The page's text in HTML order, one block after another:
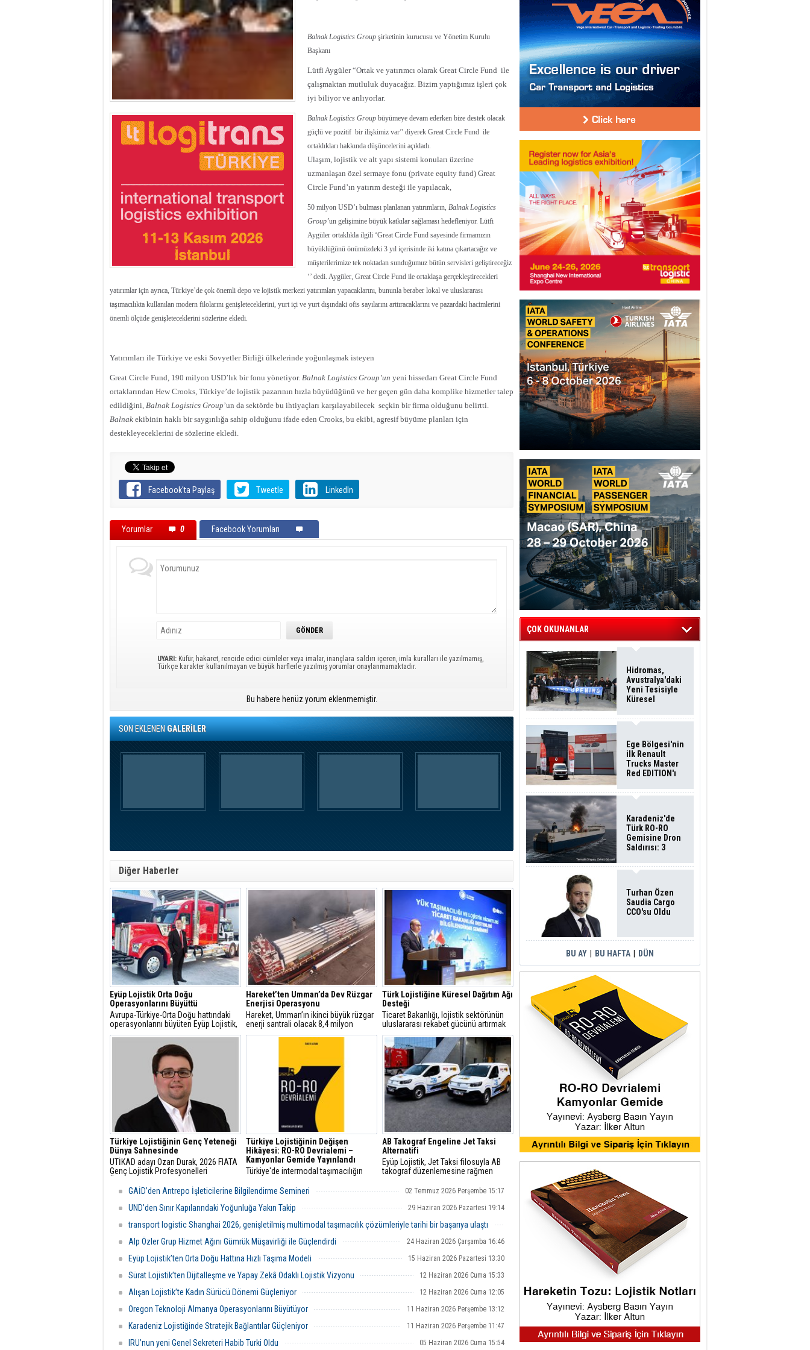
Balnak Logistics Group şirketinin kurucusu ve Yönetim Kurulu
Başkanı
Lütfi Aygüler “Ortak ve yatırımcı olarak Great Circle Fund ile
çalışmaktan mutluluk duyacağız. Bizim yaptığımız işleri çok
iyi biliyor ve anlıyorlar.
Balnak Logistics Group büyümeye devam ederken bize destek olacak
güçlü ve pozitif bir ilişkimiz var’’ diyerek Great Circle Fund ile
ortaklıkları hakkında düşüncelerini açıkladı.
Ulaşım, lojistik ve alt yapı sistemi konuları üzerine
uzmanlaşan özel sermaye fonu (private equity fund) Great
Circle Fund’ın yatırım desteği ile yapılacak,
50 milyon USD’ı bulması planlanan yatırımların, Balnak Logistics
Group’un gelişimine büyük katkılar sağlaması hedefleniyor. Lütfi
Aygüler ortaklıkla ilgili ‘Great Circle Fund sayesinde firmamızın
büyüklüğünü önümüzdeki 3 yıl içerisinde iki katına çıkartacağız ve
müşterilerimize tek noktadan sunduğumuz bütün servisleri geliştireceğiz
‘’ dedi. Aygüler, Great Circle Fund ile ortaklaşa gerçekleştirecekleri
yatırımlar için ayrıca, Türkiye’de çok önemli depo ve lojistik merkezi yatırımları yapacaklarını, bununla beraber lokal ve uluslararası
taşımacılıkta kullanılan modern filolarını genişleteceklerini, yurt içi ve yurt dışındaki ofis sayılarını arttıracaklarını ve pazardaki hacimlerini
önemli ölçüde genişleteceklerini sözlerine ekledi.
Yatırımları ile Türkiye ve eski Sovyetler Birliği ülkelerinde yoğunlaşmak isteyen
Great Circle Fund, 190 milyon USD’lık bir fonu yönetiyor. Balnak Logistics Group’un yeni hissedarı Great Circle Fund
ortaklarından Hew Crooks, Türkiye’de lojistik pazarının hızla büyüdüğünü ve her geçen gün daha komplike hizmetler talep
edildiğini, Balnak Logistics Group’un da sektörde bu ihtiyaçları karşılayabilecek seçkin bir firma olduğunu belirtti.
Balnak ekibinin haklı bir saygınlığa sahip olduğunu ifade eden Crooks, bu ekibi, agresif büyüme planları için
destekleyeceklerini de sözlerine ekledi.
Facebook'ta Paylaş Tweetle LinkedIn
Yorumlar 0 Facebook Yorumları
UYARI: Küfür, hakaret, rencide edici cümleler veya imalar, inançlara saldırı içeren, imla kuralları ile yazılmamış,
Türkçe karakter kullanılmayan ve büyük harflerle yazılmış yorumlar onaylanmamaktadır.
Bu habere henüz yorum eklenmemiştir.
SON EKLENENGALERİLER
Diğer Haberler
Eyüp Lojistik Orta Doğu
Operasyonlarını Büyüttü
Avrupa-Türkiye-Orta Doğu hattındaki
operasyonlarını büyüten Eyüp Lojistik,
Orta Doğu’ya gerçekleştirdiği aylık
sefer sayısını 500’e çıkardı.
Hareket’ten Umman’da Dev Rüzgar
Enerjisi Operasyonu
Hareket, Umman’ın ikinci büyük rüzgar
enerji santrali olacak 8,4 milyon
dolarlık Riyah 1&2 Rüzgar Enerji
Santrali projesindeki operasyonlarını
Türk Lojistiğine Küresel Dağıtım Ağı
Desteği
Ticaret Bakanlığı, lojistik sektörünün
uluslararası rekabet gücünü artırmak
amacıyla 13 farklı destek kalemini
devreye aldı.
Türkiye Lojistiğinin Genç Yeteneği
Dünya Sahnesinde
UTİKAD adayı Ozan Durak, 2026 FIATA
Genç Lojistik Profesyonelleri
olarak Milano’da Türkiye’yi ve Avrupa
Bölgesi’ni temsil etmeye hak kazandı.
Türkiye Lojistiğinin Değişen
Hikâyesi: RO-RO Devrialemi –
Kamyonlar Gemide Yayınlandı
Türkiye'de intermodal taşımacılığın
düşünsel dönüşümüne ışık tutan RO-
okurlarla buluştu.
AB Takograf Engeline Jet Taksi
Alternatifi
Eyüp Lojistik, Jet Taksi filosuyla AB
takograf düzenlemesine rağmen
sürdürüyor.
GAİD’den Antrepo İşleticilerine Bilgilendirme Semineri 02 Temmuz 2026 Perşembe 15:17
UND’den Sınır Kapılarındaki Yoğunluğa Yakın Takip 29 Haziran 2026 Pazartesi 19:14
transport logistic Shanghai 2026, genişletilmiş multimodal taşımacılık çözümleriyle tarihi bir başarıya ulaştı
29 Haziran 2026 Pazartesi 14:08
Alp Özler Grup Hizmet Ağını Gümrük Müşavirliği ile Güçlendirdi 24 Haziran 2026 Çarşamba 16:46
Eyüp Lojistik’ten Orta Doğu Hattına Hızlı Taşıma Modeli 15 Haziran 2026 Pazartesi 13:30
Sürat Lojistik’ten Dijitalleşme ve Yapay Zekâ Odaklı Lojistik Vizyonu 12 Haziran 2026 Cuma 15:33
Alışan Lojistik’te Kadın Sürücü Dönemi Güçleniyor 12 Haziran 2026 Cuma 12:05
Oregon Teknoloji Almanya Operasyonlarını Büyütüyor 11 Haziran 2026 Perşembe 13:12
Karadeniz Lojistiğinde Stratejik Bağlantılar Güçleniyor 11 Haziran 2026 Perşembe 11:47
IRU’nun yeni Genel Sekreteri Habib Turki Oldu 05 Haziran 2026 Cuma 15:54
ÇOK OKUNANLAR
Hidromas,
Avustralya'daki
Yeni Tesisiyle
Küresel
Sürdürüyor
Ege Bölgesi'nin
ilk Renault
Trucks Master
Red EDITION'ı
Filosuna Katıldı
Karadeniz'de
Türk RO-RO
Gemisine Dron
Saldırısı: 3
Durumu Ağır
Turhan Özen
Saudia Cargo
CCO'su Oldu
BU AY BU HAFTA DÜN